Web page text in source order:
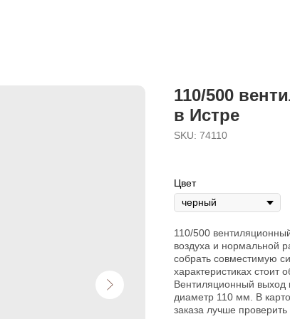
110/500
в Истре
SKU: 74110
Цвет
110/500
воздуха и нормальной
собрать совместимую
характеристиках
Вентиляционный выход
диаметр 110 мм. В
заказа лучше